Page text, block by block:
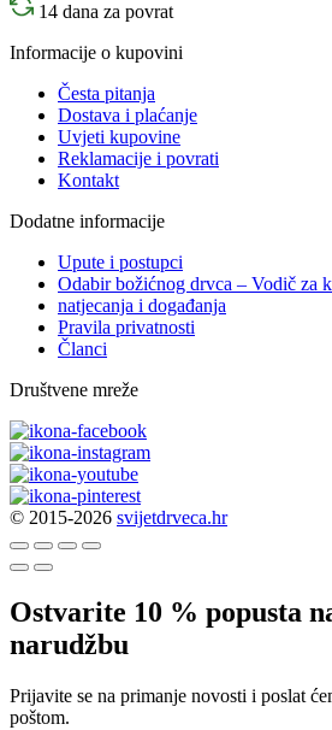
14 dana za povrat
Informacije o kupovini
Česta pitanja
Dostava i plaćanje
Uvjeti kupovine
Reklamacije i povrati
Kontakt
Dodatne informacije
Upute i postupci
Odabir božićnog drvca – Vodič za
natjecanja i događanja
Pravila privatnosti
Članci
Društvene mreže
© 2015-2026 svijetdrveca.hr
Ostvarite 10 % popusta
narudžbu
Prijavite se na primanje novosti i poslat
poštom.